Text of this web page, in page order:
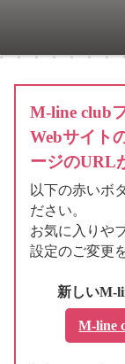
M-line club
Webサイト
ージのURL
以下の赤いボ
ださい。
お気に入りや
設定のご変更
新しいM-
M-line